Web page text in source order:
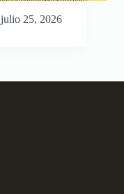
julio 25, 2026